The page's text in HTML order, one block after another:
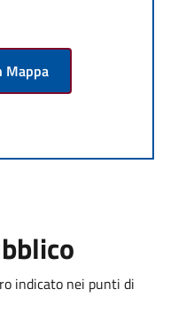
Mappa
indicato nei punti di